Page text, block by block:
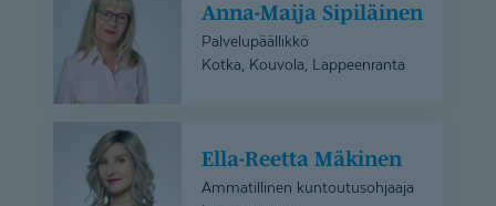
Maija
Sipiläinen
Anna-Maija Sipiläinen
Palvelupäällikkö
Kotka, Kouvola, Lappeenranta
Reetta
Mäkinen
Ella-Reetta Mäkinen
Ammatillinen kuntoutusohjaaja